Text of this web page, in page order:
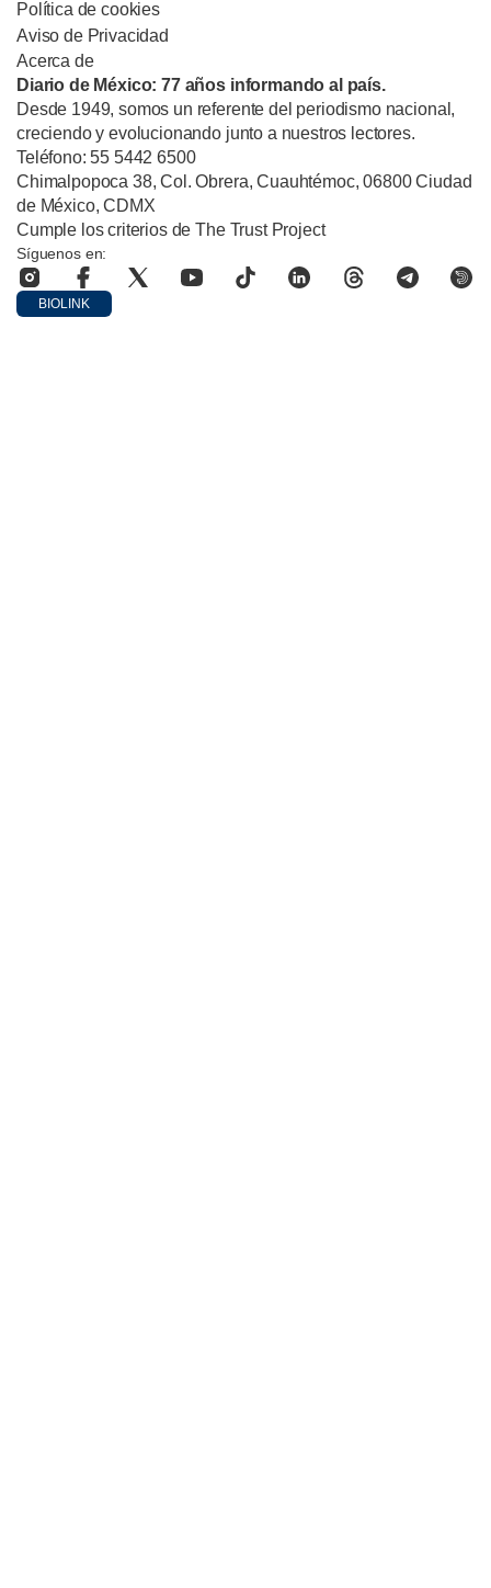
Política de cookies
Aviso de Privacidad
Acerca de
Diario de México: 77 años informando al país.
Desde 1949, somos un referente del periodismo nacional,
creciendo y evolucionando junto a nuestros lectores.
Teléfono: 55 5442 6500
Chimalpopoca 38, Col. Obrera, Cuauhtémoc, 06800 Ciudad
de México, CDMX
Cumple los criterios de The Trust Project
Síguenos en:
BIOLINK